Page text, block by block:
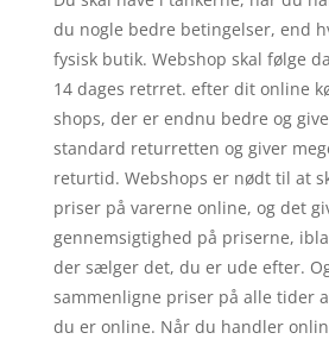
du nogle bedre betingelser, end
fysisk butik. Webshop skal følge
14 dages retrret. efter dit online
shops, der er endnu bedre og
standard returretten og giver
returtid. Webshops er nødt til at
priser på varerne online, og det
gennemsigtighed på priserne,
der sælger det, du er ude efter.
sammenligne priser på alle tider
du er online. Når du handler